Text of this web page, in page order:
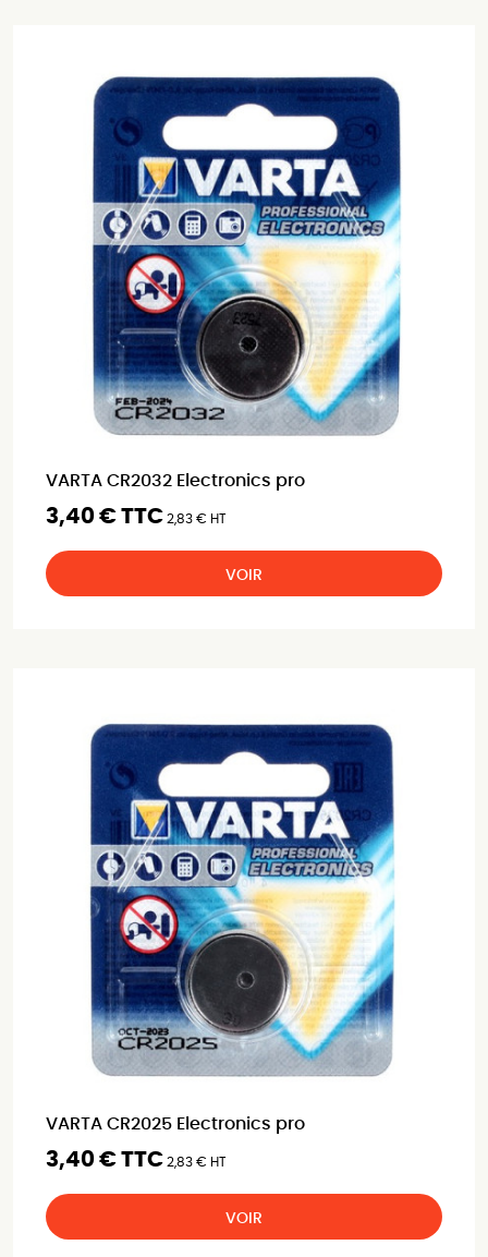
VARTA CR2032 Electronics pro
3,40 € TTC 2,83 € HT
VOIR
VARTA CR2025 Electronics pro
3,40 € TTC 2,83 € HT
VOIR